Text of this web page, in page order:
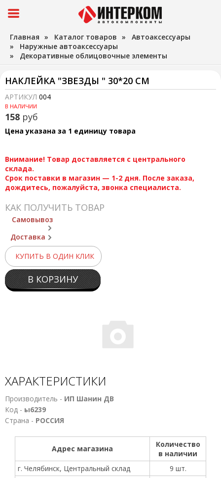
Главная » Каталог товаров » Автоаксессуары
» Наружные автоаксессуары
» Декоративные облицовочные элементы
НАКЛЕЙКА "ЗВЕЗДЫ " 30*20 СМ
АРТИКУЛ 004
В НАЛИЧИИ
158 руб
Цена указана за 1 единицу товара
Внимание! Товар доставляется с центрального
склада.
Срок поставки в магазин — 1-2 дня. После заказа,
дождитесь, пожалуйста, звонка специалиста.
КАК ПОЛУЧИТЬ ТОВАР
Самовывоз
Доставка
КУПИТЬ В ОДИН КЛИК
В КОРЗИНУ
ХАРАКТЕРИСТИКИ
Производитель - ИП Шанин ДВ
Код - ы6239
Страна - РОССИЯ
Адрес магазина
Количество
в наличии
г. Челябинск, Центральный склад
9 шт.